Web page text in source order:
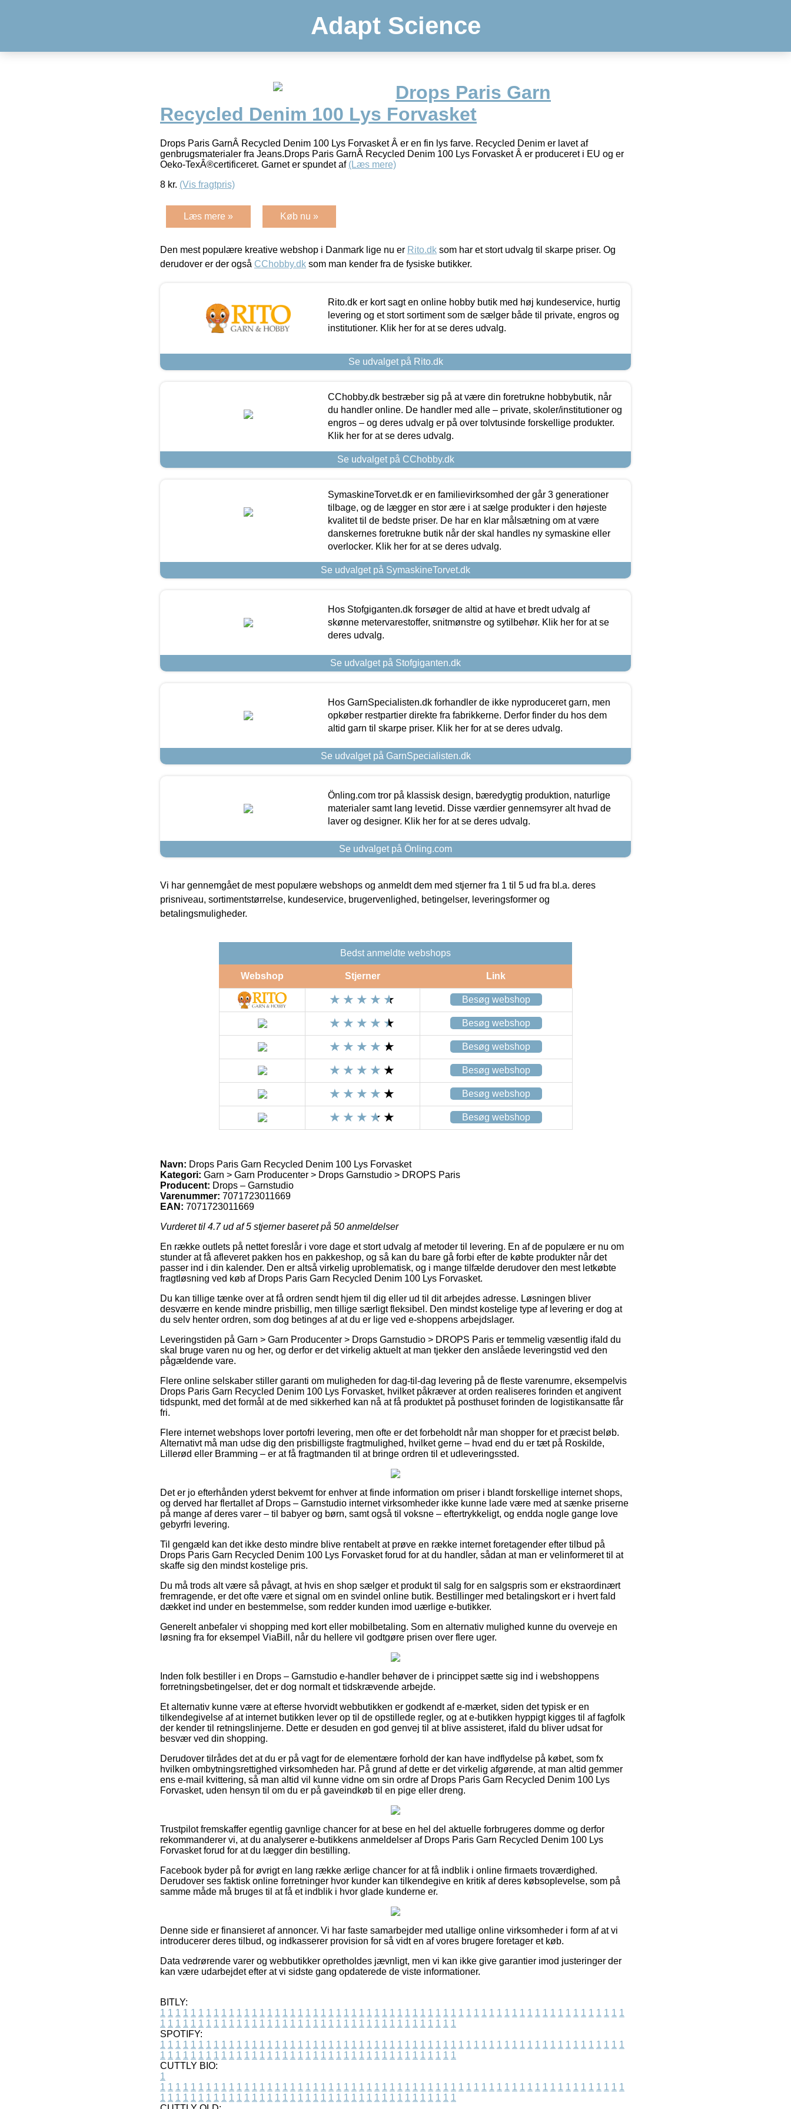
Adapt Science
Drops Paris Garn
Recycled Denim 100 Lys Forvasket
Drops Paris GarnÂ Recycled Denim 100 Lys Forvasket Â er en fin lys farve. Recycled Denim er lavet af
genbrugsmaterialer fra Jeans.Drops Paris GarnÂ Recycled Denim 100 Lys Forvasket Â er produceret i EU og er
Oeko-TexÂ®certificeret. Garnet er spundet af (Læs mere)
8 kr. (Vis fragtpris)
Læs mere » Køb nu »
Den mest populære kreative webshop i Danmark lige nu er Rito.dk som har et stort udvalg til skarpe priser. Og
derudover er der også CChobby.dk som man kender fra de fysiske butikker.
Rito.dk er kort sagt en online hobby butik med høj kundeservice, hurtig
levering og et stort sortiment som de sælger både til private, engros og
institutioner. Klik her for at se deres udvalg.
Se udvalget på Rito.dk
CChobby.dk bestræber sig på at være din foretrukne hobbybutik, når
du handler online. De handler med alle – private, skoler/institutioner og
engros – og deres udvalg er på over tolvtusinde forskellige produkter.
Klik her for at se deres udvalg.
Se udvalget på CChobby.dk
SymaskineTorvet.dk er en familievirksomhed der går 3 generationer
tilbage, og de lægger en stor ære i at sælge produkter i den højeste
kvalitet til de bedste priser. De har en klar målsætning om at være
danskernes foretrukne butik når der skal handles ny symaskine eller
overlocker. Klik her for at se deres udvalg.
Se udvalget på SymaskineTorvet.dk
Hos Stofgiganten.dk forsøger de altid at have et bredt udvalg af
skønne metervarestoffer, snitmønstre og sytilbehør. Klik her for at se
deres udvalg.
Se udvalget på Stofgiganten.dk
Hos GarnSpecialisten.dk forhandler de ikke nyproduceret garn, men
opkøber restpartier direkte fra fabrikkerne. Derfor finder du hos dem
altid garn til skarpe priser. Klik her for at se deres udvalg.
Se udvalget på GarnSpecialisten.dk
Önling.com tror på klassisk design, bæredygtig produktion, naturlige
materialer samt lang levetid. Disse værdier gennemsyrer alt hvad de
laver og designer. Klik her for at se deres udvalg.
Se udvalget på Önling.com
Vi har gennemgået de mest populære webshops og anmeldt dem med stjerner fra 1 til 5 ud fra bl.a. deres
prisniveau, sortimentstørrelse, kundeservice, brugervenlighed, betingelser, leveringsformer og
betalingsmuligheder.
Bedst anmeldte webshops
Webshop Stjerner Link
Besøg webshop
Besøg webshop
Besøg webshop
Besøg webshop
Besøg webshop
Besøg webshop
Navn: Drops Paris Garn Recycled Denim 100 Lys Forvasket
Kategori: Garn > Garn Producenter > Drops Garnstudio > DROPS Paris
Producent: Drops – Garnstudio
Varenummer: 7071723011669
EAN: 7071723011669
Vurderet til 4.7ud af 5 stjerner baseret på 50 anmeldelser
En række outlets på nettet foreslår i vore dage et stort udvalg af metoder til levering. En af de populære er nu om
stunder at få afleveret pakken hos en pakkeshop, og så kan du bare gå forbi efter de købte produkter når det
passer ind i din kalender. Den er altså virkelig uproblematisk, og i mange tilfælde derudover den mest letkøbte
fragtløsning ved køb af Drops Paris Garn Recycled Denim 100 Lys Forvasket.
Du kan tillige tænke over at få ordren sendt hjem til dig eller ud til dit arbejdes adresse. Løsningen bliver
desværre en kende mindre prisbillig, men tillige særligt fleksibel. Den mindst kostelige type af levering er dog at
du selv henter ordren, som dog betinges af at du er lige ved e-shoppens arbejdslager.
Leveringstiden på Garn > Garn Producenter > Drops Garnstudio > DROPS Paris er temmelig væsentlig ifald du
skal bruge varen nu og her, og derfor er det virkelig aktuelt at man tjekker den anslåede leveringstid ved den
pågældende vare.
Flere online selskaber stiller garanti om muligheden for dag-til-dag levering på de fleste varenumre, eksempelvis
Drops Paris Garn Recycled Denim 100 Lys Forvasket, hvilket påkræver at orden realiseres forinden et angivent
tidspunkt, med det formål at de med sikkerhed kan nå at få produktet på posthuset forinden de logistikansatte får
fri.
Flere internet webshops lover portofri levering, men ofte er det forbeholdt når man shopper for et præcist beløb.
Alternativt må man udse dig den prisbilligste fragtmulighed, hvilket gerne – hvad end du er tæt på Roskilde,
Lillerød eller Bramming – er at få fragtmanden til at bringe ordren til et udleveringssted.
Det er jo efterhånden yderst bekvemt for enhver at finde information om priser i blandt forskellige internet shops,
og derved har flertallet af Drops – Garnstudio internet virksomheder ikke kunne lade være med at sænke priserne
på mange af deres varer – til babyer og børn, samt også til voksne – eftertrykkeligt, og endda nogle gange love
gebyrfri levering.
Til gengæld kan det ikke desto mindre blive rentabelt at prøve en række internet foretagender efter tilbud på
Drops Paris Garn Recycled Denim 100 Lys Forvasket forud for at du handler, sådan at man er velinformeret til at
skaffe sig den mindst kostelige pris.
Du må trods alt være så påvagt, at hvis en shop sælger et produkt til salg for en salgspris som er ekstraordinært
fremragende, er det ofte være et signal om en svindel online butik. Bestillinger med betalingskort er i hvert fald
dækket ind under en bestemmelse, som redder kunden imod uærlige e-butikker.
Generelt anbefaler vi shopping med kort eller mobilbetaling. Som en alternativ mulighed kunne du overveje en
løsning fra for eksempel ViaBill, når du hellere vil godtgøre prisen over flere uger.
Inden folk bestiller i en Drops – Garnstudio e-handler behøver de i princippet sætte sig ind i webshoppens
forretningsbetingelser, det er dog normalt et tidskrævende arbejde.
Et alternativ kunne være at efterse hvorvidt webbutikken er godkendt af e-mærket, siden det typisk er en
tilkendegivelse af at internet butikken lever op til de opstillede regler, og at e-butikken hyppigt kigges til af fagfolk
der kender til retningslinjerne. Dette er desuden en god genvej til at blive assisteret, ifald du bliver udsat for
besvær ved din shopping.
Derudover tilrådes det at du er på vagt for de elementære forhold der kan have indflydelse på købet, som fx
hvilken ombytningsrettighed virksomheden har. På grund af dette er det virkelig afgørende, at man altid gemmer
ens e-mail kvittering, så man altid vil kunne vidne om sin ordre af Drops Paris Garn Recycled Denim 100 Lys
Forvasket, uden hensyn til om du er på gaveindkøb til en pige eller dreng.
Trustpilot fremskaffer egentlig gavnlige chancer for at bese en hel del aktuelle forbrugeres domme og derfor
rekommanderer vi, at du analyserer e-butikkens anmeldelser af Drops Paris Garn Recycled Denim 100 Lys
Forvasket forud for at du lægger din bestilling.
Facebook byder på for øvrigt en lang række ærlige chancer for at få indblik i online firmaets troværdighed.
Derudover ses faktisk online forretninger hvor kunder kan tilkendegive en kritik af deres købsoplevelse, som på
samme måde må bruges til at få et indblik i hvor glade kunderne er.
Denne side er finansieret af annoncer. Vi har faste samarbejder med utallige online virksomheder i form af at vi
introducerer deres tilbud, og indkasserer provision for så vidt en af vores brugere foretager et køb.
Data vedrørende varer og webbutikker opretholdes jævnligt, men vi kan ikke give garantier imod justeringer der
kan være udarbejdet efter at vi sidste gang opdaterede de viste informationer.
BITLY:
1 1 1 1 1 1 1 1 1 1 1 1 1 1 1 1 1 1 1 1 1 1 1 1 1 1 1 1 1 1 1 1 1 1 1 1 1 1 1 1 1 1 1 1 1 1 1 1 1 1 1 1 1 1 1 1 1 1 1 1 1
1 1 1 1 1 1 1 1 1 1 1 1 1 1 1 1 1 1 1 1 1 1 1 1 1 1 1 1 1 1 1 1 1 1 1 1 1 1 1
SPOTIFY:
1 1 1 1 1 1 1 1 1 1 1 1 1 1 1 1 1 1 1 1 1 1 1 1 1 1 1 1 1 1 1 1 1 1 1 1 1 1 1 1 1 1 1 1 1 1 1 1 1 1 1 1 1 1 1 1 1 1 1 1 1
1 1 1 1 1 1 1 1 1 1 1 1 1 1 1 1 1 1 1 1 1 1 1 1 1 1 1 1 1 1 1 1 1 1 1 1 1 1 1
CUTTLY BIO:
1
1 1 1 1 1 1 1 1 1 1 1 1 1 1 1 1 1 1 1 1 1 1 1 1 1 1 1 1 1 1 1 1 1 1 1 1 1 1 1 1 1 1 1 1 1 1 1 1 1 1 1 1 1 1 1 1 1 1 1 1 1
1 1 1 1 1 1 1 1 1 1 1 1 1 1 1 1 1 1 1 1 1 1 1 1 1 1 1 1 1 1 1 1 1 1 1 1 1 1 1